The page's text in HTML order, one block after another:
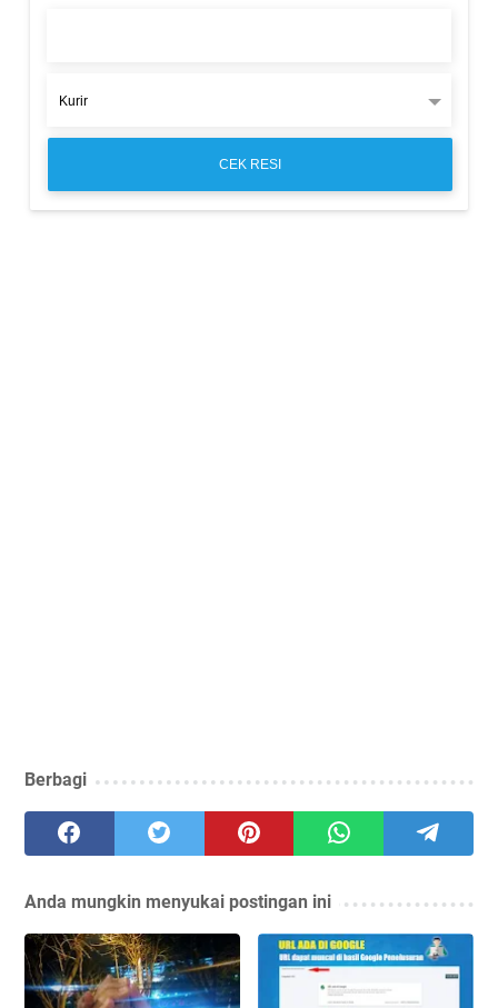
CEK RESI
Berbagi
Anda mungkin menyukai postingan ini